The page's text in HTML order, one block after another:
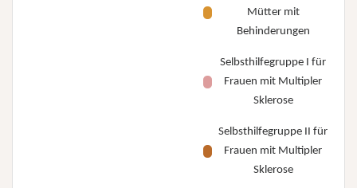
Mütter mit
Behinderungen
Selbsthilfegruppe I für
Frauen mit Multipler
Sklerose
Selbsthilfegruppe II für
Frauen mit Multipler
Sklerose